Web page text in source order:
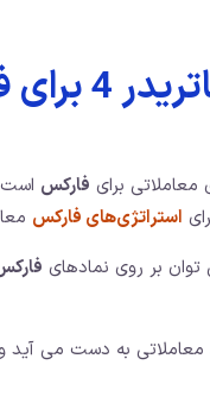
ریت 80%
برای فارکس
استراتژی‌های فارکس
بر روی نمادهای
معاملاتی به دست می